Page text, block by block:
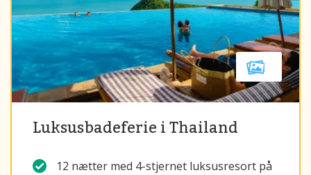
Luksusbadeferie i Thailand
12 nætter med 4-stjernet luksusresort på